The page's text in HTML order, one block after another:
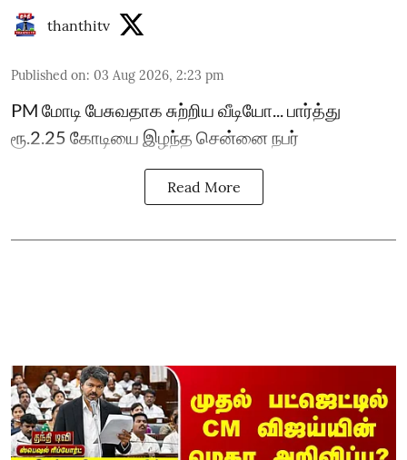
thanthitv
Published on: 03 Aug 2026, 2:23 pm
PM மோடி பேசுவதாக சுற்றிய வீடியோ... பார்த்து
ரூ.2.25 கோடியை இழந்த சென்னை நபர்
Read More